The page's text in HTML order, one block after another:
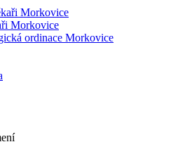
Morkovice
Morkovice
ordinace Morkovice